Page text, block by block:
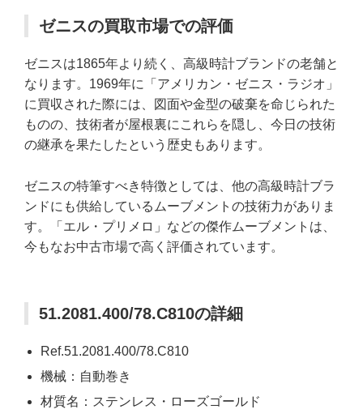
ゼニスの買取市場での評価
ゼニスは1865年より続く、高級時計ブランドの老舗と
なります。1969年に「アメリカン・ゼニス・ラジオ」
に買収された際には、図面や金型の破棄を命じられた
ものの、技術者が屋根裏にこれらを隠し、今日の技術
の継承を果たしたという歴史もあります。
ゼニスの特筆すべき特徴としては、他の高級時計ブラ
ンドにも供給しているムーブメントの技術力がありま
す。「エル・プリメロ」などの傑作ムーブメントは、
今もなお中古市場で高く評価されています。
51.2081.400/78.C810の詳細
Ref.51.2081.400/78.C810
機械：自動巻き
材質名：ステンレス・ローズゴールド